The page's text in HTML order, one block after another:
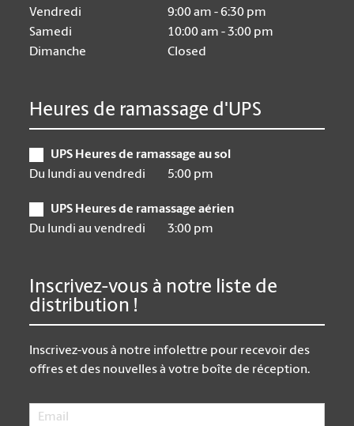
Vendredi
9:00 am - 6:30 pm
Samedi
10:00 am - 3:00 pm
Dimanche
Closed
Heures de ramassage d'UPS
UPS Heures de ramassage au sol
Du lundi au vendredi
5:00 pm
UPS Heures de ramassage aérien
Du lundi au vendredi
3:00 pm
Inscrivez-vous à notre liste de
distribution !
Inscrivez-vous à notre infolettre pour recevoir des
offres et des nouvelles à votre boîte de réception.
Email